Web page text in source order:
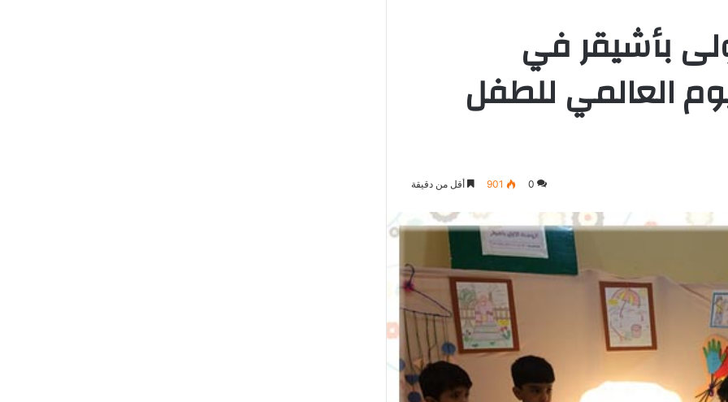
بأشيقر في
العالمي للطفل
0
901 أقل من دقيقة